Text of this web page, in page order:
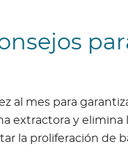
al mes para
extractora y
la proliferación de
las diferentes
más aquí